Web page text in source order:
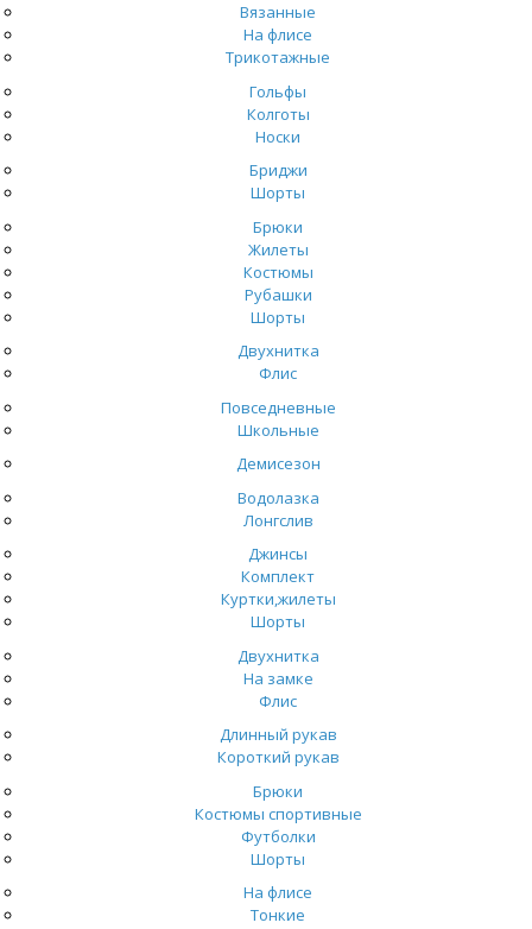
Вязанные
На флисе
Трикотажные
Гольфы
Колготы
Носки
Бриджи
Шорты
Брюки
Жилеты
Костюмы
Рубашки
Шорты
Двухнитка
Флис
Повседневные
Школьные
Демисезон
Водолазка
Лонгслив
Джинсы
Комплект
Куртки,жилеты
Шорты
Двухнитка
На замке
Флис
Длинный рукав
Короткий рукав
Брюки
Костюмы спортивные
Футболки
Шорты
На флисе
Тонкие